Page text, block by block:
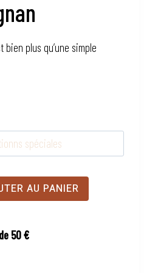
plus qu’une simple
AU PANIER
50 €